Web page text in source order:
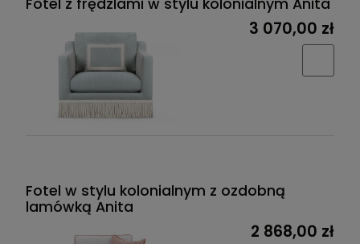
Fotel z frędzlami w stylu kolonialnym Anita
3 070,00 zł
Fotel w stylu kolonialnym z ozdobną
lamówką Anita
2 868,00 zł